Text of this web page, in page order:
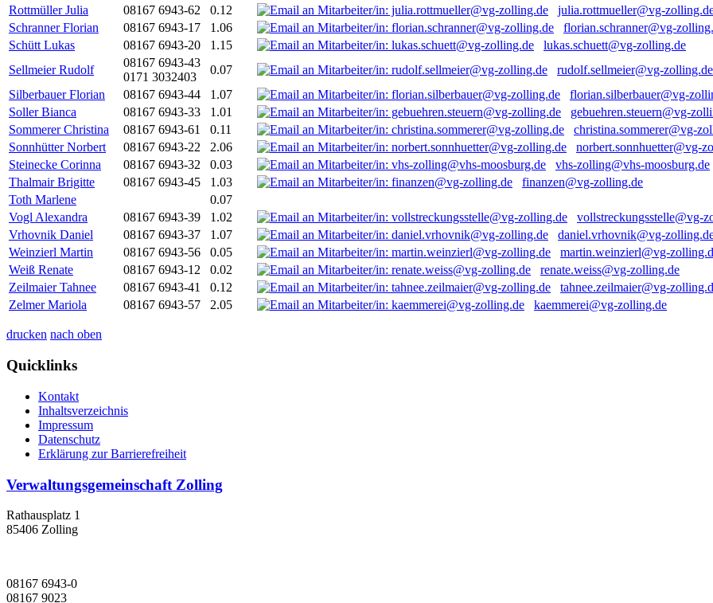
Rottmüller Julia
08167 6943-62 0.12
julia.rottmueller@vg-
Schranner Florian
08167 6943-17 1.06
florian.schranner@vg-
Schütt Lukas
08167 6943-20 1.15
lukas.schuett@vg-zolling.de
Sellmeier Rudolf
08167 6943-43
0171 3032403
0.07
rudolf.sellmeier@vg-zolling.de
Silberbauer Florian
08167 6943-44 1.07
florian.silberbauer@vg-
Soller Bianca
08167 6943-33 1.01
gebuehren.steuern@vg-
Sommerer Christina
08167 6943-61 0.11
christina.sommerer@vg-
Sonnhütter Norbert
08167 6943-22 2.06
norbert.sonnhuetter@vg-
Steinecke Corinna
08167 6943-32 0.03
vhs-zolling@vhs-moosburg.de
Thalmair Brigitte
08167 6943-45 1.03
finanzen@vg-zolling.de
Toth Marlene
0.07
Vogl Alexandra
08167 6943-39 1.02
vollstreckungsstelle@vg-
Vrhovnik Daniel
08167 6943-37 1.07
daniel.vrhovnik@vg-
Weinzierl Martin
08167 6943-56 0.05
martin.weinzierl@vg-
Weiß Renate
08167 6943-12 0.02
renate.weiss@vg-zolling.de
Zeilmaier Tahnee
08167 6943-41 0.12
tahnee.zeilmaier@vg-
Zelmer Mariola
08167 6943-57 2.05 kaemmerei@vg-zolling.de
drucken nach oben
Quicklinks
Kontakt
Inhaltsverzeichnis
Impressum
Datenschutz
Erklärung zur Barrierefreiheit
Verwaltungsgemeinschaft Zolling
Rathausplatz 1
85406 Zolling
08167 6943-0
08167 9023